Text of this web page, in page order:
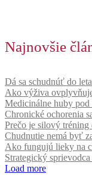
Najnovšie
Dá sa schudnúť do
Ako výživa
Medicinálne huby
Chronické ochorenia
Prečo je silový tréning
Chudnutie nemá byť
Ako fungujú lieky na
Strategický
Load more